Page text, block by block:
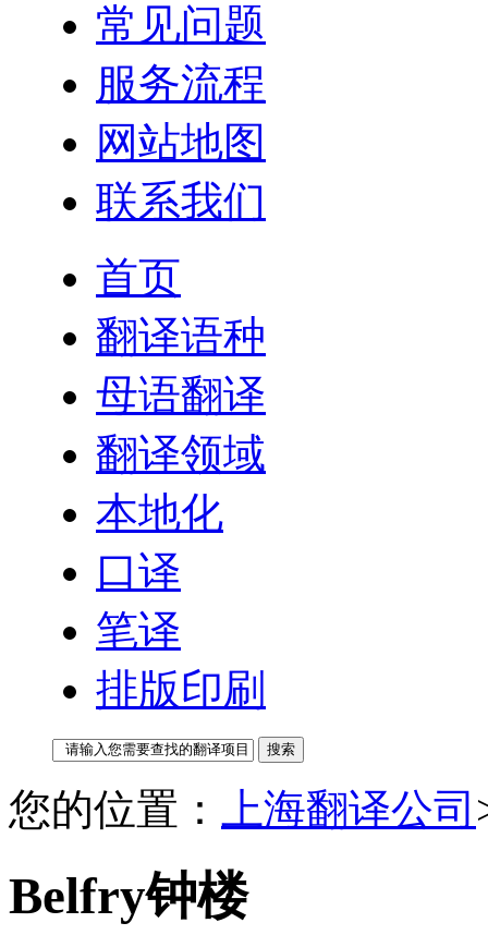
常见问题
服务流程
网站地图
联系我们
首页
翻译语种
母语翻译
翻译领域
本地化
口译
笔译
排版印刷
您的位置： 上海翻译公司
Belfry钟楼